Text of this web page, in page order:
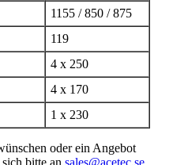
1155 / 850 / 875
119
4 x 250
4 x 170
1 x 230
oder ein Angebot
bitte an sales@acetec.se